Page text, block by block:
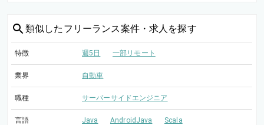
類似した フリーランス案件・求人を探す
特徴 週5日 一部リモート
業界 自動車
職種 サーバーサイドエンジニア
言語 Java AndroidJava Scala